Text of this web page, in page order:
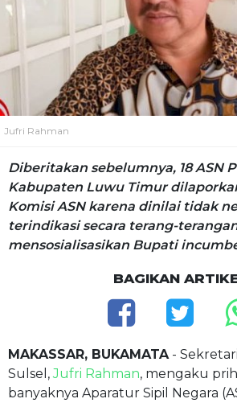
Jufri Rahman
Diberitakan sebelumnya, 18 ASN
Kabupaten Luwu Timur
Komisi ASN karena dinilai tidak
terindikasi secara terang-
mensosialisasikan Bupati
BAGIKAN
MAKASSAR, BUKAMATA -
Sulsel,Jufri Rahman, mengaku
banyaknya Aparatur Sipil Negara